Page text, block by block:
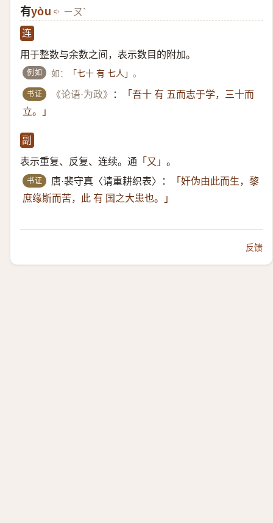
有yòu ㄧㄡˋ
连
用于整数与余数之间，表示数目的附加。
例如 如： 「七十 有 七人」。
书证 《论语·为政》 ：
「吾十 有 五而志于学，三十而
立。」
副
表示重复、反复、连续。通 「又」 。
书证 唐·裴守真〈请重耕织表〉：
「奸伪由此而生，黎
庶缘斯而苦，此 有 国之大患也。」
反馈